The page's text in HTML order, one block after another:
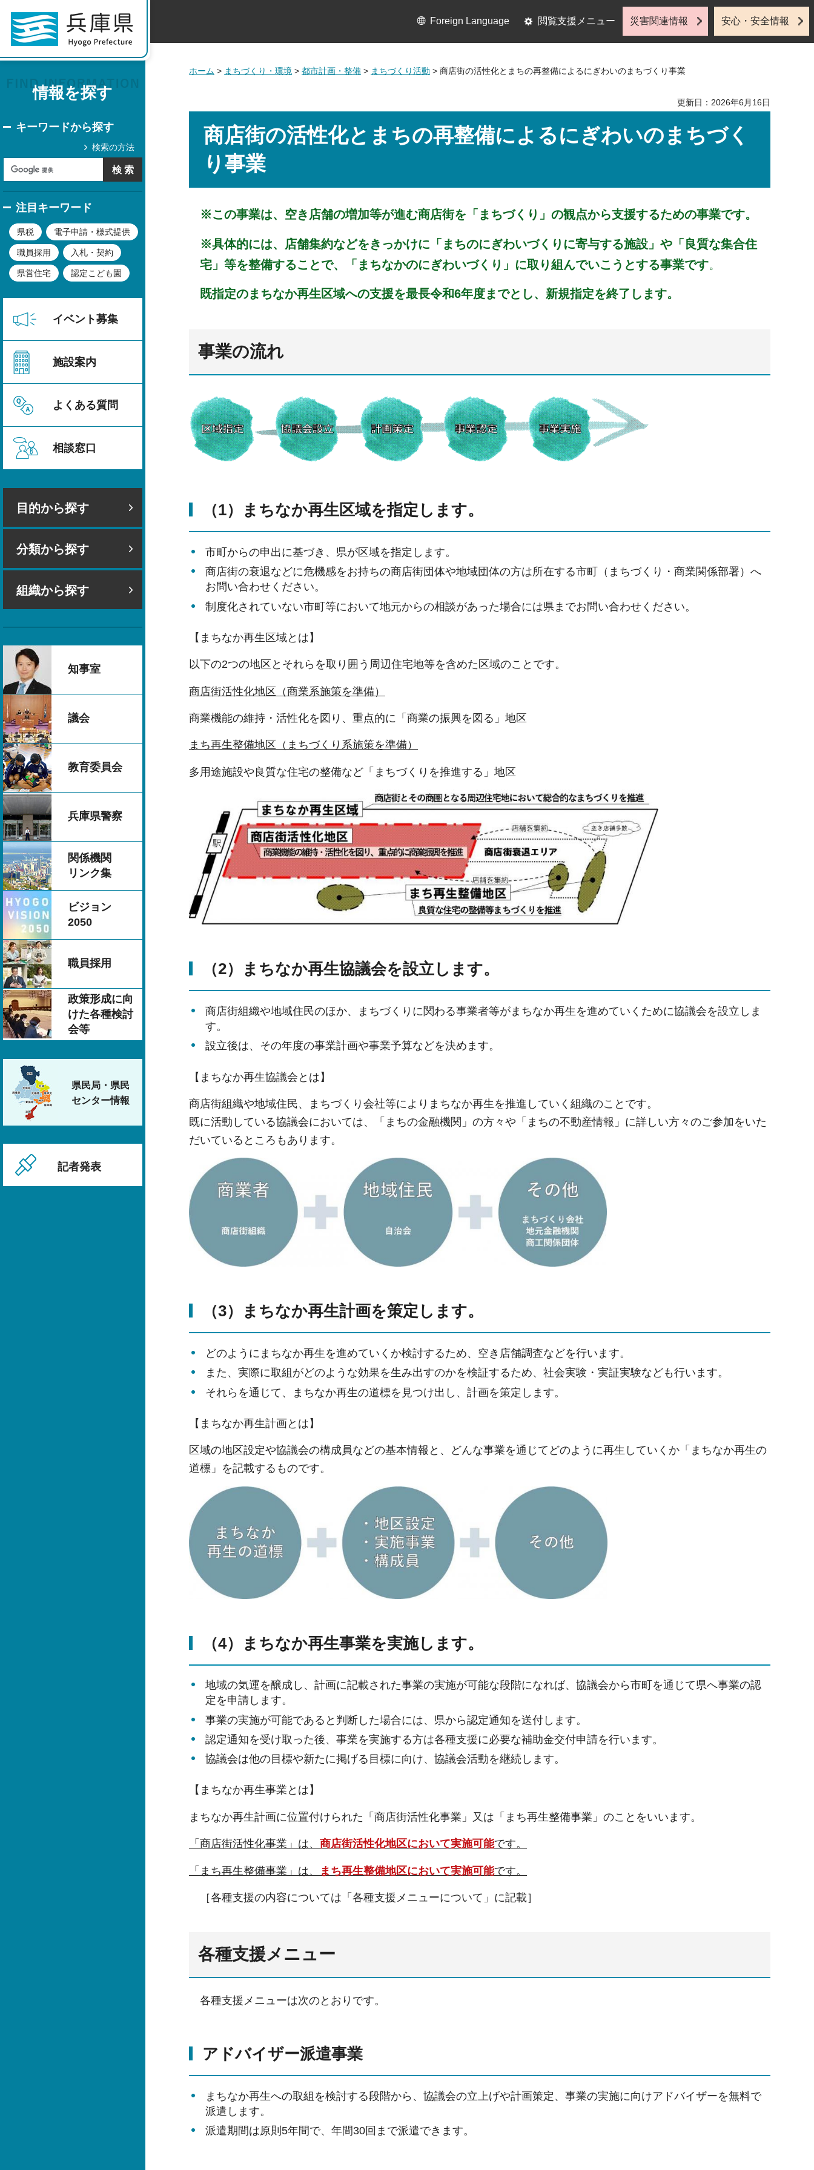
情報を探す
キーワードから探す
検索の方法
注目キーワード
県税 電子申請・様式提供
職員採用 入札・契約
県営住宅 認定こども園
イベント募集
施設案内
よくある質問
相談窓口
目的から探す
分類から探す
組織から探す
知事室
議会
教育委員会
兵庫県警察
関係機関
リンク集
ビジョン
2050
職員採用
政策形成に向
けた各種検討
会等
県民局・県民
センター情報
記者発表
Foreign Language 閲覧支援メニュー 災害関連情報 安心・安全情報
ホーム > まちづくり・環境 > 都市計画・整備 > まちづくり活動 > 商店街の活性化とまちの再整備によるにぎわいのまちづくり事業
更新日：2026年6月16日
商店街の活性化とまちの再整備によるにぎわいのまちづく
り事業
※この事業は、空き店舗の増加等が進む商店街を「まちづくり」の観点から支援するための事業です。
※具体的には、店舗集約などをきっかけに「まちのにぎわいづくりに寄与する施設」や「良質な集合住
宅」等を整備することで、「まちなかのにぎわいづくり」に取り組んでいこうとする事業です。
既指定のまちなか再生区域への支援を最長令和6年度までとし、新規指定を終了します。
事業の流れ
（1）まちなか再生区域を指定します。
市町からの申出に基づき、県が区域を指定します。
商店街の衰退などに危機感をお持ちの商店街団体や地域団体の方は所在する市町（まちづくり・商業関係部署）へ
お問い合わせください。
制度化されていない市町等において地元からの相談があった場合には県までお問い合わせください。
【まちなか再生区域とは】
以下の2つの地区とそれらを取り囲う周辺住宅地等を含めた区域のことです。
商店街活性化地区（商業系施策を準備）
商業機能の維持・活性化を図り、重点的に「商業の振興を図る」地区
まち再生整備地区（まちづくり系施策を準備）
多用途施設や良質な住宅の整備など「まちづくりを推進する」地区
（2）まちなか再生協議会を設立します。
商店街組織や地域住民のほか、まちづくりに関わる事業者等がまちなか再生を進めていくために協議会を設立しま
す。
設立後は、その年度の事業計画や事業予算などを決めます。
【まちなか再生協議会とは】
商店街組織や地域住民、まちづくり会社等によりまちなか再生を推進していく組織のことです。
既に活動している協議会においては、「まちの金融機関」の方々や「まちの不動産情報」に詳しい方々のご参加をいた
だいているところもあります。
（3）まちなか再生計画を策定します。
どのようにまちなか再生を進めていくか検討するため、空き店舗調査などを行います。
また、実際に取組がどのような効果を生み出すのかを検証するため、社会実験・実証実験なども行います。
それらを通じて、まちなか再生の道標を見つけ出し、計画を策定します。
【まちなか再生計画とは】
区域の地区設定や協議会の構成員などの基本情報と、どんな事業を通じてどのように再生していくか「まちなか再生の
道標」を記載するものです。
（4）まちなか再生事業を実施します。
地域の気運を醸成し、計画に記載された事業の実施が可能な段階になれば、協議会から市町を通じて県へ事業の認
定を申請します。
事業の実施が可能であると判断した場合には、県から認定通知を送付します。
認定通知を受け取った後、事業を実施する方は各種支援に必要な補助金交付申請を行います。
協議会は他の目標や新たに掲げる目標に向け、協議会活動を継続します。
【まちなか再生事業とは】
まちなか再生計画に位置付けられた「商店街活性化事業」又は「まち再生整備事業」のことをいいます。
「商店街活性化事業」は、 商店街活性化地区において実施可能です。
「まち再生整備事業」は、 まち再生整備地区において実施可能です。
［各種支援の内容については「各種支援メニューについて」に記載］
各種支援メニュー
各種支援メニューは次のとおりです。
アドバイザー派遣事業
まちなか再生への取組を検討する段階から、協議会の立上げや計画策定、事業の実施に向けアドバイザーを無料で
派遣します。
派遣期間は原則5年間で、年間30回まで派遣できます。